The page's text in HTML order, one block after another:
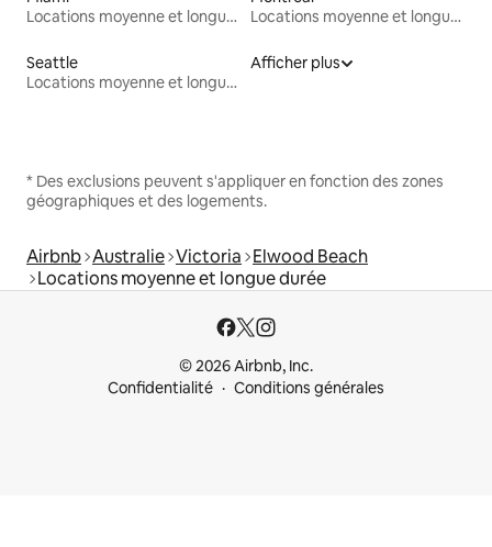
Locations moyenne et longue durée
Locations moyenne et longue durée
Seattle
Locations moyenne et longue durée
Afficher plus
* Des exclusions peuvent s'appliquer en fonction des zones
géographiques et des logements.
Airbnb Australie Victoria Elwood Beach
Locations moyenne et longue durée
© 2026 Airbnb, Inc.
Confidentialité
Conditions générales